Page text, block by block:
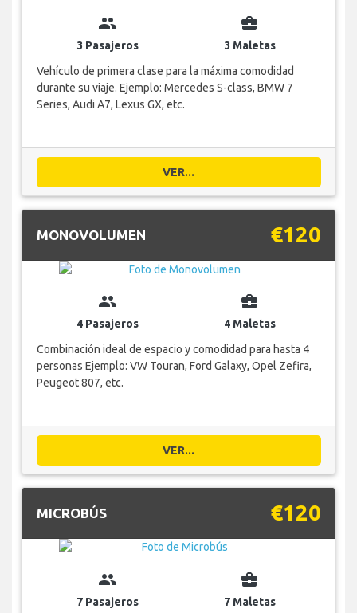
group
3 Pasajeros
business_center
3 Maletas
Vehículo de primera clase para la máxima comodidad
durante su viaje. Ejemplo: Mercedes S-class, BMW 7
Series, Audi A7, Lexus GX, etc.
VER...
MONOVOLUMEN €120
group
4 Pasajeros
business_center
4 Maletas
Combinación ideal de espacio y comodidad para hasta 4
personas Ejemplo: VW Touran, Ford Galaxy, Opel Zefira,
Peugeot 807, etc.
VER...
MICROBÚS €120
group
7 Pasajeros
business_center
7 Maletas